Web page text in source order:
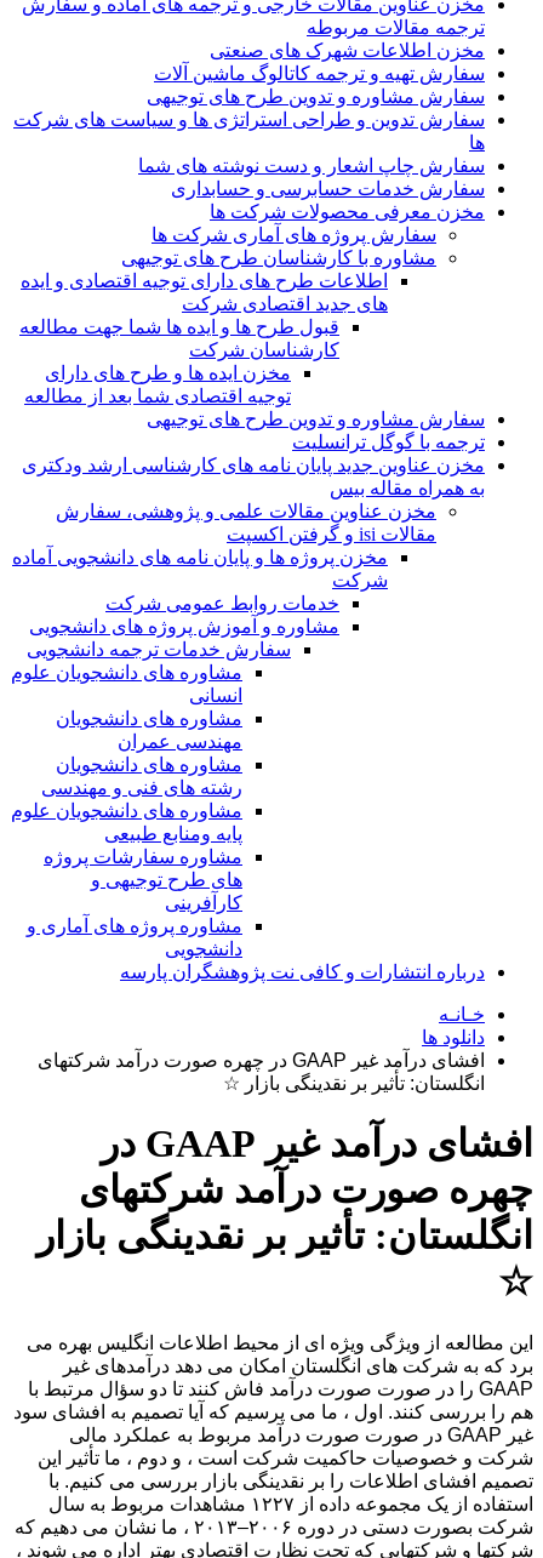
ترجمه مقالات مربوطه
مخزن اطلاعات شهرک های صنعتی
سفارش تهیه و ترجمه کاتالوگ ماشین آلات
سفارش مشاوره و تدوین طرح های توجیهی
سفارش تدوین و طراحی استراتژی ها و سیاست های شرکت
ها
سفارش چاپ اشعار و دست نوشته های شما
سفارش خدمات حسابرسی و حسابداری
مخزن معرفی محصولات شرکت ها
سفارش پروژه های آماری شرکت ها
مشاوره با کارشناسان طرح های توجیهی
اطلاعات طرح های دارای توجیه اقتصادی و ایده
های جدید اقتصادی شرکت
قبول طرح ها و ایده ها شما جهت مطالعه
کارشناسان شرکت
مخزن ایده ها و طرح های دارای
توجیه اقتصادی شما بعد از مطالعه
سفارش مشاوره و تدوین طرح های توجیهی
ترجمه با گوگل ترانسلیت
مخزن عناوین جدید پایان نامه های کارشناسی ارشد ودکتری
به همراه مقاله بیس
مخزن عناوین مقالات علمی و پژوهشی، سفارش
مقالات isi و گرفتن اکسپت
مخزن پروژه ها و پایان نامه های دانشجویی آماده
شرکت
خدمات روابط عمومی شرکت
مشاوره و آموزش پروژه های دانشجویی
سفارش خدمات ترجمه دانشجویی
مشاوره های دانشجویان علوم
انسانی
مشاوره های دانشجویان
مهندسی عمران
مشاوره های دانشجویان
رشته های فنی و مهندسی
مشاوره های دانشجویان علوم
پایه ومنابع طبیعی
مشاوره سفارشات پروژه
های طرح توجیهی و
کارآفرینی
مشاوره پروژه های آماری و
دانشجویی
درباره انتشارات و کافی نت پژوهشگران پارسه
خـانـه
دانلود ها
افشای درآمد غیر GAAP در چهره صورت درآمد شرکتهای
انگلستان: تأثیر بر نقدینگی بازار ☆
افشای درآمد غیر GAAP در
چهره صورت درآمد شرکتهای
انگلستان: تأثیر بر نقدینگی بازار
☆
این مطالعه از ویژگی ویژه ای از محیط اطلاعات انگلیس بهره می
برد که به شرکت های انگلستان امکان می دهد درآمدهای غیر
GAAP را در صورت صورت درآمد فاش کنند تا دو سؤال مرتبط با
هم را بررسی کنند. اول ، ما می پرسیم که آیا تصمیم به افشای سود
غیر GAAP در صورت صورت درآمد مربوط به عملکرد مالی
شرکت و خصوصیات حاکمیت شرکت است ، و دوم ، ما تأثیر این
تصمیم افشای اطلاعات را بر نقدینگی بازار بررسی می کنیم. با
استفاده از یک مجموعه داده از ۱۲۲۷ مشاهدات مربوط به سال
شرکت بصورت دستی در دوره ۲۰۰۶–۲۰۱۳ ، ما نشان می دهیم که
شرکتها و شرکتهایی که تحت نظارت اقتصادی بهتر اداره می شوند ،